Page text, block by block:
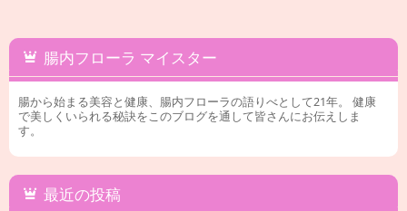
腸内フローラ マイスター
腸から始まる美容と健康、腸内フローラの語りべとして21年。 健康
で美しくいられる秘訣をこのブログを通して皆さんにお伝えしま
す。
最近の投稿